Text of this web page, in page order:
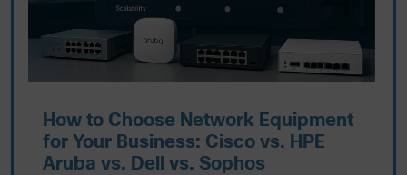
How to Choose Network Equipment
for Your Business: Cisco vs. HPE
Aruba vs. Dell vs. Sophos